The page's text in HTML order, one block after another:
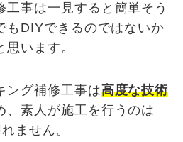
工事は一見すると簡単そう
もDIYできるのではないか
います。
ング補修工事は高度な技術
、素人が施工を行うのは
ません。